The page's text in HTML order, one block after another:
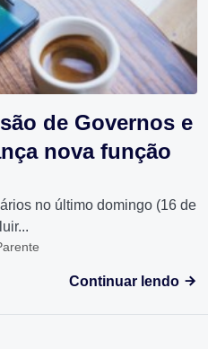
de Governos e
nova função
no último domingo (16 de
Continuar lendo